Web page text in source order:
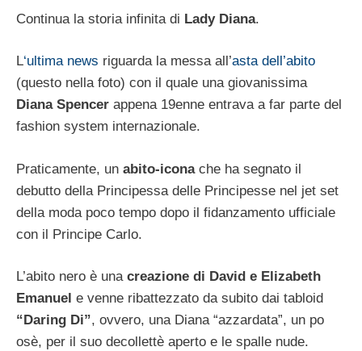
Continua la storia infinita di Lady Diana.
L‘ultima news riguarda la messa all’asta dell’abito
(questo nella foto) con il quale una giovanissima
Diana Spencer appena 19enne entrava a far parte del
fashion system internazionale.
Praticamente, un abito-iconache ha segnato il
debutto della Principessa delle Principesse nel jet set
della moda poco tempo dopo il fidanzamento ufficiale
con il Principe Carlo.
L’abito nero è una creazione di David e Elizabeth
Emanuel e venne ribattezzato da subito dai tabloid
“Daring Di”, ovvero, una Diana “azzardata”, un po
osè, per il suo decollettè aperto e le spalle nude.